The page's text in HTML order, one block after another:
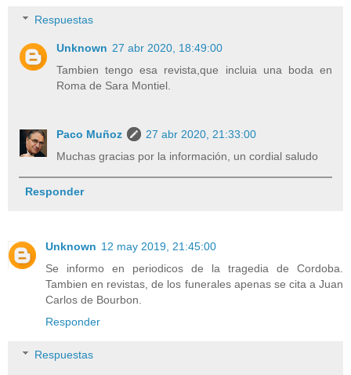
Respuestas
Unknown 27 abr 2020, 18:49:00
Tambien tengo esa revista,que incluia una boda en
Roma de Sara Montiel.
Paco Muñoz
27 abr 2020, 21:33:00
Muchas gracias por la información, un cordial saludo
Responder
Unknown 12 may 2019, 21:45:00
Se informo en periodicos de la tragedia de Cordoba.
Tambien en revistas, de los funerales apenas se cita a Juan
Carlos de Bourbon.
Responder
Respuestas